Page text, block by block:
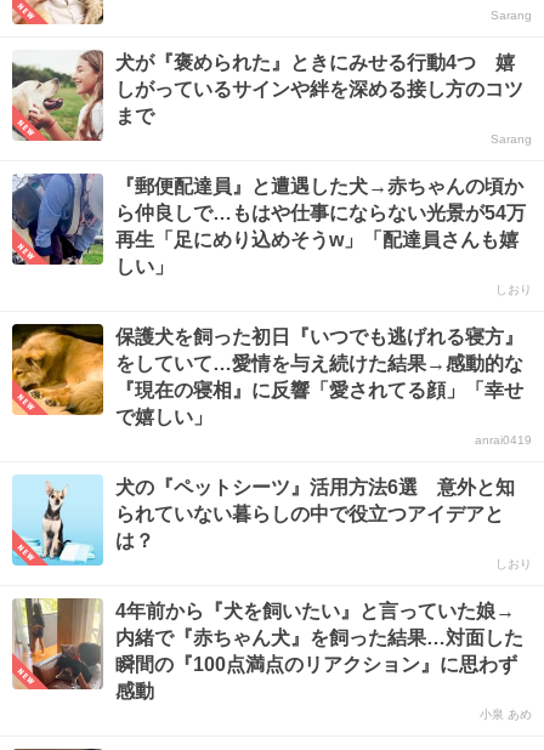
Sarang
犬が『褒められた』ときにみせる行動4つ 嬉
しがっているサインや絆を深める接し方のコツ
まで
Sarang
『郵便配達員』と遭遇した犬→赤ちゃんの頃か
ら仲良しで…もはや仕事にならない光景が54万
再生「足にめり込めそうw」「配達員さんも嬉
しい」
しおり
保護犬を飼った初日『いつでも逃げれる寝方』
をしていて…愛情を与え続けた結果→感動的な
『現在の寝相』に反響「愛されてる顔」「幸せ
で嬉しい」
anrai0419
犬の『ペットシーツ』活用方法6選 意外と知
られていない暮らしの中で役立つアイデアと
は？
しおり
4年前から『犬を飼いたい』と言っていた娘→
内緒で『赤ちゃん犬』を飼った結果…対面した
瞬間の『100点満点のリアクション』に思わず
感動
小泉 あめ